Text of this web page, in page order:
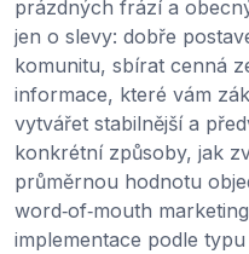
prázdných frází a
jen o slevy: dobře
komunitu, sbírat cenná
informace, které vám
vytvářet stabilnější a
konkrétní způsoby, jak
průměrnou hodnotu
word‑of‑mouth
implementace podle